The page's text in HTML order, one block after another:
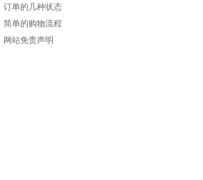
订单的几种状态
简单的购物流程
网站免责声明